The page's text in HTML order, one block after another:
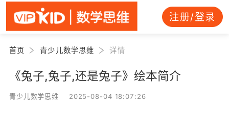
注册/登录
首页 青少儿数学思维 详情
《兔子,兔子,还是兔子》绘本简介
青少儿数学思维 2025-08-04 18:07:26